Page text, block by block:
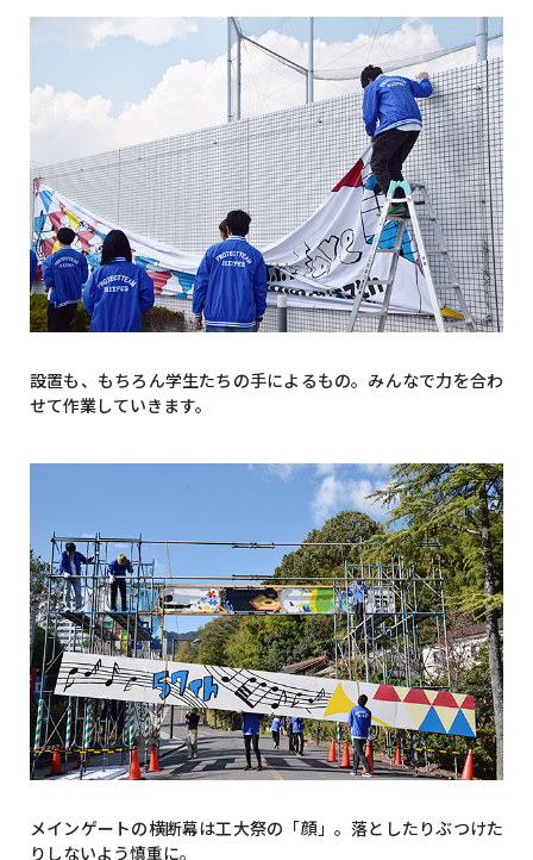
設置も、もちろん学生たちの手によるもの。みんなで力を合わ
せて作業していきます。
メインゲートの横断幕は工大祭の「顔」。落としたりぶつけた
りしないよう慎重に。